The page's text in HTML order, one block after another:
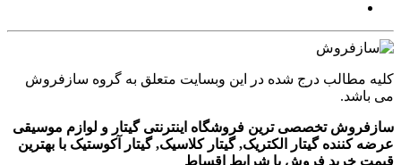
کلیه مطالب درج شده در این وبسایت متعلق به گروه سازفروش
می باشد.
سازفروش تخصصی ترین فروشگاه اینترنتی گیتار و لوازم موسیقی
عرضه کننده گیتار الکتریک, گیتار کلاسیک, گیتار آکوستیک با بهترین
قیمت خرید فروش با شرایط اقساط